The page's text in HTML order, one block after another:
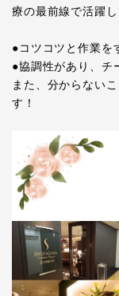
療の最前線で活躍し
●コツコツと作業を
●協調性があり、チ
また、分からない
す！